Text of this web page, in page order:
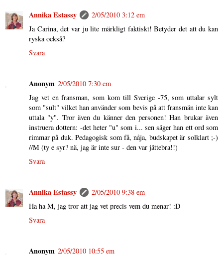
Annika Estassy
2/05/2010 3:12 em
Ja Carina, det var ju lite märkligt faktiskt! Betyder det att du kan
ryska också?
Svara
Anonym 2/05/2010 7:30 em
Jag vet en fransman, som kom till Sverige -75, som uttalar sylt
som "sult" vilket han använder som bevis på att fransmän inte kan
uttala "y". Tror även du känner den personen! Han brukar även
instruera dottern: -det heter "u" som i... sen säger han ett ord som
rimmar på duk. Pedagogisk som få, nåja, budskapet är solklart ;-)
//M (ty e syr? nä, jag är inte sur - den var jättebra!!)
Svara
Annika Estassy
2/05/2010 9:38 em
Ha ha M, jag tror att jag vet precis vem du menar! :D
Svara
Anonym 2/05/2010 10:55 em